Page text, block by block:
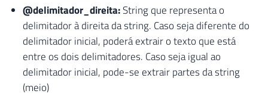
@delimitador_direita:String que representa o
delimitador à direita da string. Caso seja diferente do
delimitador inicial, poderá extrair o texto que está
entre os dois delimitadores. Caso seja igual ao
delimitador inicial, pode-se extrair partes da string
(meio)